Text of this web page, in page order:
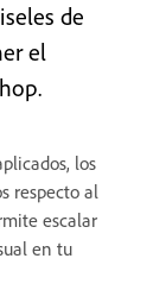
de
el
los
respecto al
escalar
en tu